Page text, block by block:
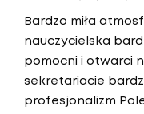
Bardzo miła
nauczycielska
pomocni i otwarci
sekretariacie
profesjonalizm